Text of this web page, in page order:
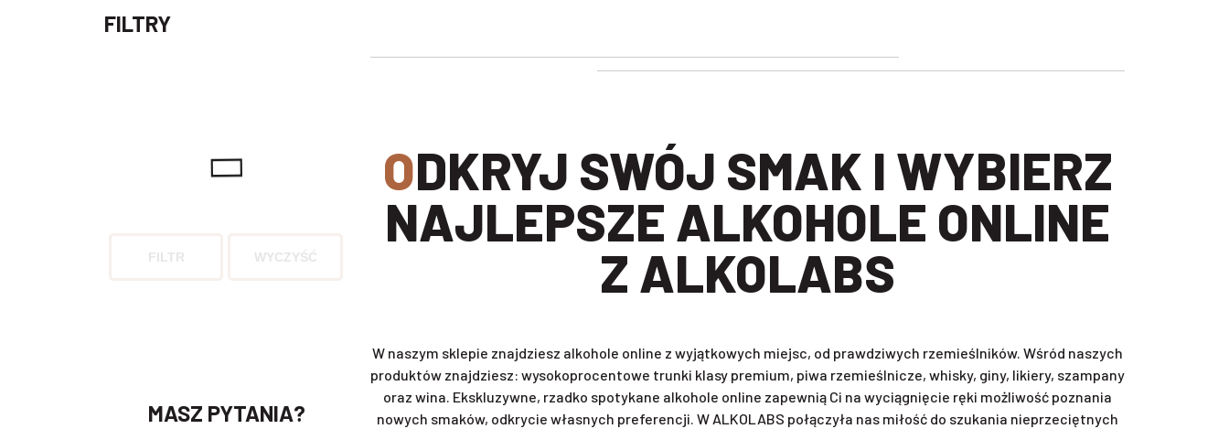
FILTRY
FILTR WYCZYŚĆ
MASZ PYTANIA?
ODKRYJ SWÓJ SMAK I WYBIERZ
NAJLEPSZE ALKOHOLE ONLINE
Z ALKOLABS
W naszym sklepie znajdziesz alkohole online z wyjątkowych miejsc, od prawdziwych rzemieślników. Wśród naszych
produktów znajdziesz: wysokoprocentowe trunki klasy premium, piwa rzemieślnicze, whisky, giny, likiery, szampany
oraz wina. Ekskluzywne, rzadko spotykane alkohole online zapewnią Ci na wyciągnięcie ręki możliwość poznania
nowych smaków, odkrycie własnych preferencji. W ALKOLABS połączyła nas miłość do szukania nieprzeciętnych